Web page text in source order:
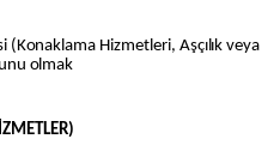
Hizmetleri, Aşçılık veya
olmak